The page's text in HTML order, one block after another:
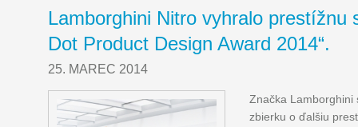
Lamborghini Nitro vyhralo prestížnu
Dot Product Design Award 2014“.
25. MAREC 2014
Značka Lamborghini
zbierku o ďalšiu